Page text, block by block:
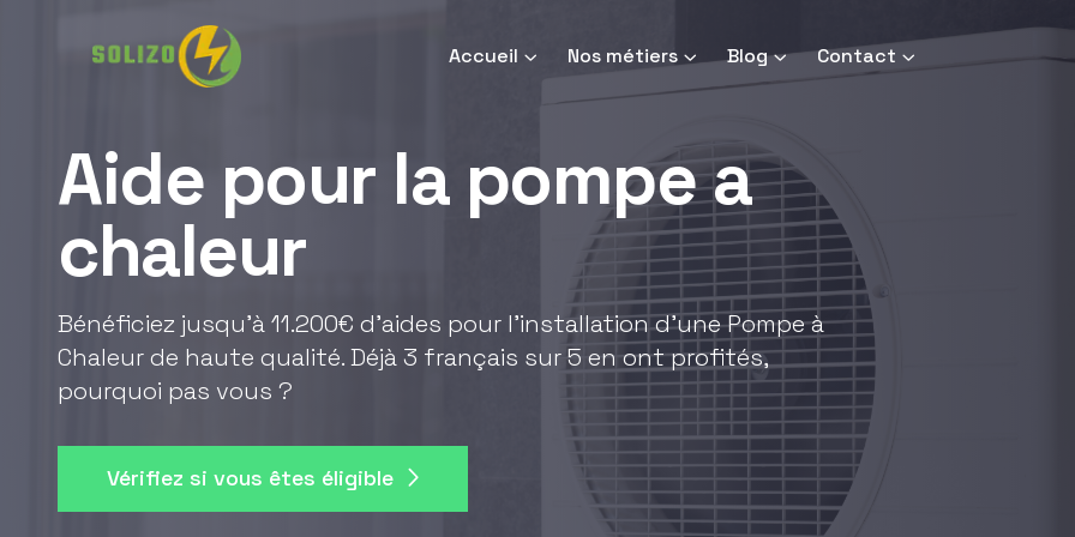
Accueil Nos métiers Blog Contact
Aide pour la pompe a
chaleur
Bénéficiez jusqu'à 11.200€ d'aides pour l'installation d'une Pompe à
Chaleur de haute qualité. Déjà 3 français sur 5 en ont profités,
pourquoi pas vous ?
Vérifiez si vous êtes éligible